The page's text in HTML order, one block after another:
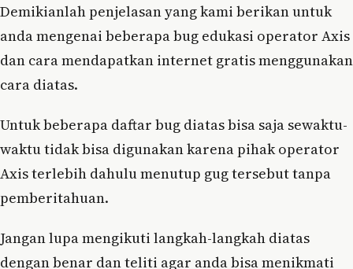
Demikianlah penjelasan yang kami berikan untuk
anda mengenai beberapa bug edukasi operator Axis
dan cara mendapatkan internet gratis menggunakan
cara diatas.
Untuk beberapa daftar bug diatas bisa saja sewaktu-
waktu tidak bisa digunakan karena pihak operator
Axis terlebih dahulu menutup gug tersebut tanpa
pemberitahuan.
Jangan lupa mengikuti langkah-langkah diatas
dengan benar dan teliti agar anda bisa menikmati